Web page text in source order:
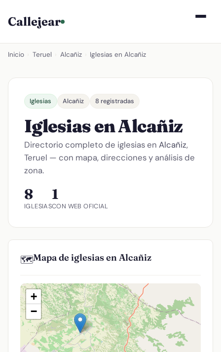
Callejear
Inicio Teruel Alcañiz Iglesias en Alcañiz
Iglesias Alcañiz 8 registradas
Iglesias en Alcañiz
Directorio completo de iglesias en Alcañiz,
Teruel — con mapa, direcciones y análisis de
zona.
8
IGLESIAS
1
CON WEB OFICIAL
🗺️Mapa de iglesias en Alcañiz
+
−